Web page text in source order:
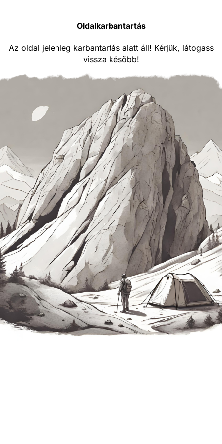
Oldalkarbantartás
Az oldal jelenleg karbantartás alatt áll! Kérjük, látogass
vissza később!